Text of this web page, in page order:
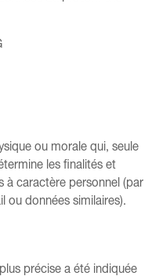
ou morale qui, seule
les finalités et
à caractère personnel (par
ou données similaires).
précise a été indiquée